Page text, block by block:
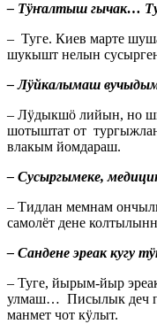
– Тӱҥалтыш гычак…
– Туге. Киев марте
шукышт нелын
– Лӱйкалымаш
– Лӱдыкшӧ лийын, но
шотыштат от
влакым йомдараш.
– Сусыргымеке,
– Тидлан мемнам
самолёт дене
– Сандене эреак кугу
– Туге, йырым-йыр
улмаш… Писылык деч
манмет чот кӱлыт.